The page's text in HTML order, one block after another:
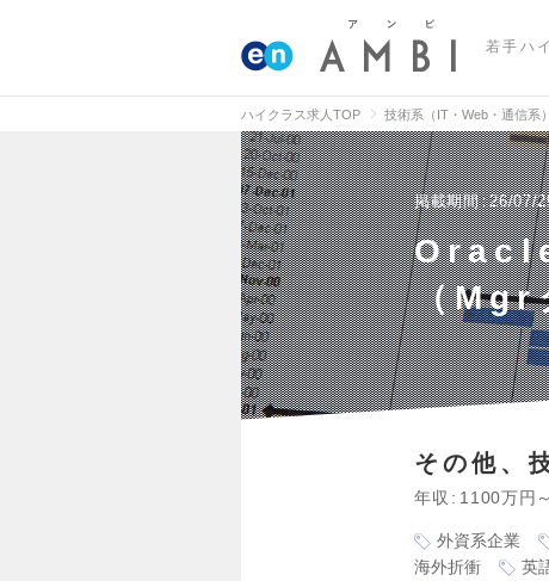
若手ハ
ハイクラス求人TOP 技術系（IT・Web・通信系
掲載期間 26/07/
（Mgr
その他、
年収 1100万円
外資系企業
海外折衝
英